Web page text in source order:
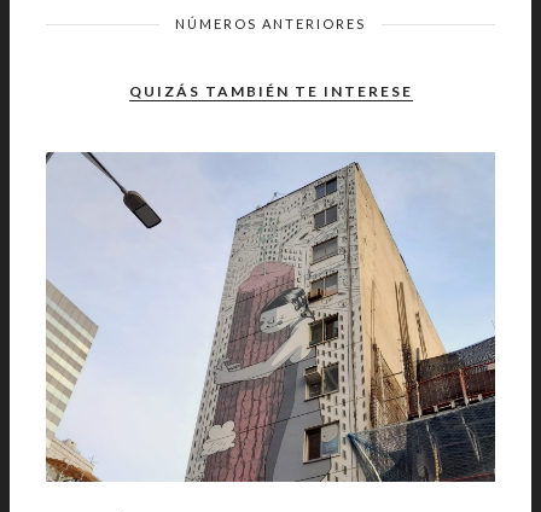
NÚMEROS ANTERIORES
QUIZÁS TAMBIÉN TE INTERESE